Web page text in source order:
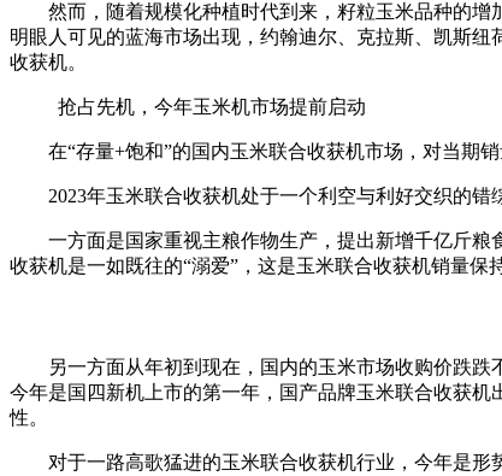
然而，随着规模化种植时代到来，籽粒玉米品种的
明眼人可见的蓝海市场出现，约翰迪尔、克拉斯、凯斯
收获机。
抢占先机，今年玉米机市场提前启动
在“存量+饱和”的国内玉米联合收获机市场，对当期
2023年玉米联合收获机处于一个利空与利好交织的错
一方面是国家重视主粮作物生产，提出新增千亿斤
收获机是一如既往的“溺爱”，这是玉米联合收获机销量保
另一方面从年初到现在，国内的玉米市场收购价跌
今年是国四新机上市的第一年，国产品牌玉米联合收获机
性。
对于一路高歌猛进的玉米联合收获机行业，今年是